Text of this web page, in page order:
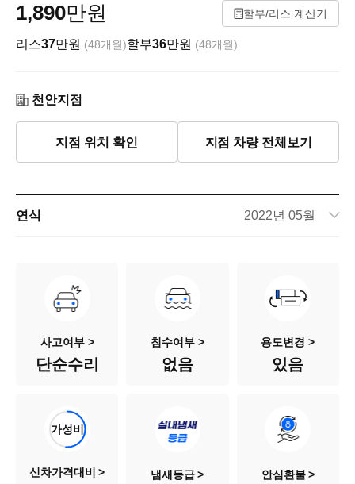
1,890만원 할부/리스 계산기
리스37만원 (48개월)할부36만원 (48개월)
천안지점
지점 위치 확인 지점 차량 전체보기
연식 2022년 05월
차량번호 169허6434
색상 흰색
디젤
배기량 2,151cc
사고여부 >
단순수리
침수여부 >
없음
용도변경 >
있음
가성비
신차가격대비 냄새등급 안심환불